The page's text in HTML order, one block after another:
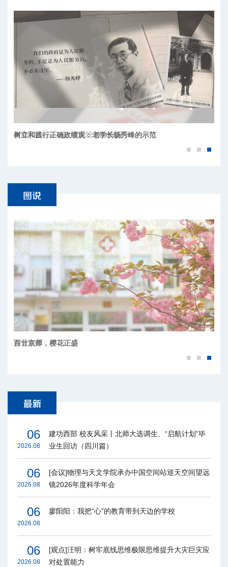
树立和践行正确政绩观：老学长杨秀峰的示范
百廿京师，樱花正盛
06
2026.08
建功西部 校友风采丨北师大选调生、“启航计划”毕
业生回访（四川篇）
06
2026.08
[会议]物理与天文学院承办中国空间站巡天空间望远
镜2026年度科学年会
06
2026.08
廖阳阳：我把“心”的教育带到天边的学校
06
2026.08
[观点]汪明：树牢底线思维极限思维提升大灾巨灾应
对处置能力